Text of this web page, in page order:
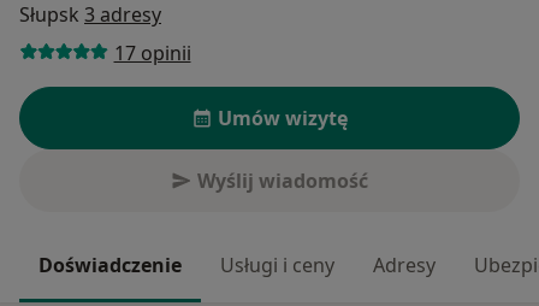
Słupsk 3 adresy
17 opinii
Umów wizytę
Wyślij wiadomość
Doświadczenie Usługi i ceny Adresy